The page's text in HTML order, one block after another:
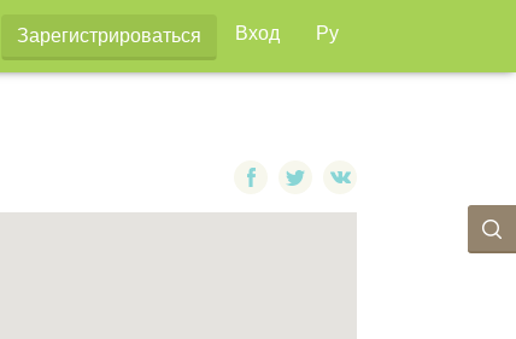
Зарегистрироваться Вход Ру